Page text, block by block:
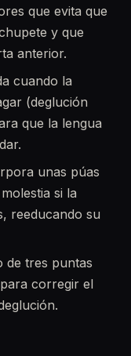
que evita que
y que
anterior.
cuando la
(deglución
que la lengua
unas púas
si la
reeducando su
de tres puntas
corregir el